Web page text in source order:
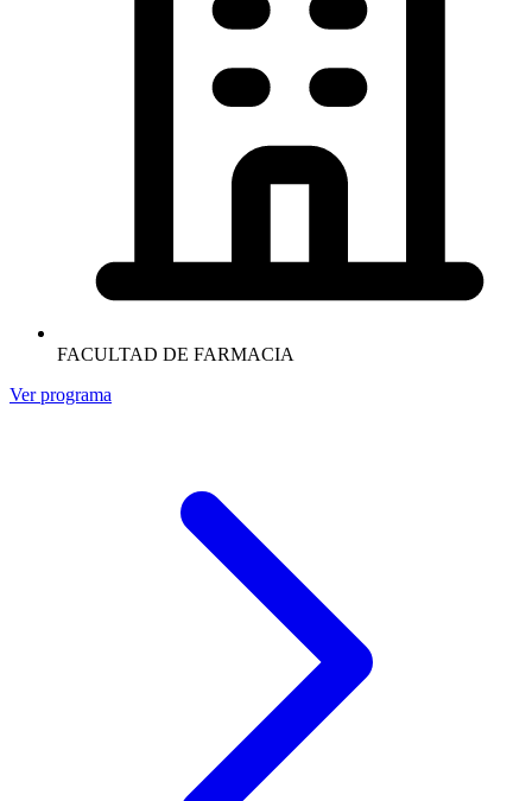
FACULTAD DE FARMACIA
Ver programa